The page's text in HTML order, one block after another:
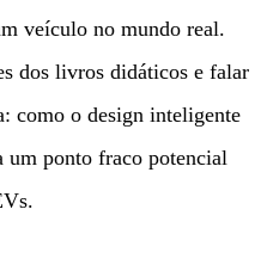
veículo no mundo real.
dos livros didáticos e falar
como o design inteligente
um ponto fraco potencial